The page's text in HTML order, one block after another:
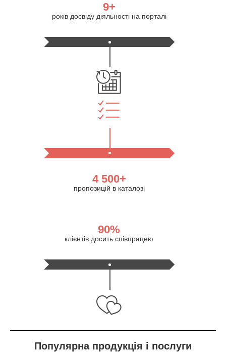
9+
років досвіду діяльності на порталі
4 500+
пропозицій в каталозі
90%
клієнтів досить співпрацею
Популярна продукція і послуги